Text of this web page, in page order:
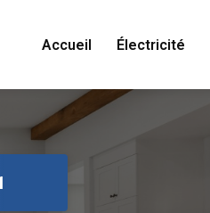
Accueil Électricité